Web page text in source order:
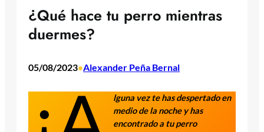
¿Qué hace tu perro mientras
duermes?
05/08/2023•Alexander Peña Bernal
lguna vez te has despertado en
medio de la noche y has
encontrado a tu perro